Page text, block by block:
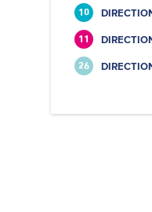
10
11
26